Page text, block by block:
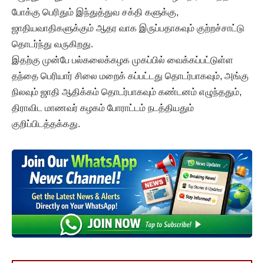
போக்கு பெரிதும் இந்துத்துவ சக்தி களுக்கு,
ஜாதியவாதிகளுக்கும் ஆதர வாக இருப்பதாகவும் குற்றச்சாட்டு
தொடர்ந்து வருகிறது.
இதற்கு முன்பே பல்கலைக்கழக முகப்பில் வைக்கப்பட்டுள்ள
தந்தை பெரியார் சிலை மறைக் கப்பட்டது தொடர்பாகவும், அங்கு
நிலவும் ஜாதி ஆதிக்கம் தொடர்பாகவும் கண்டனம் எழுந்ததும்,
திராவிட மாணவர் கழகம் போராட்டம் நடத்தியதும்
குறிப்பிடத்தக்கது.